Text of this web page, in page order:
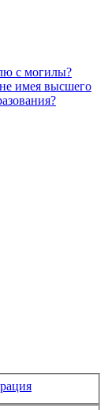
с могилы?
имея высшего